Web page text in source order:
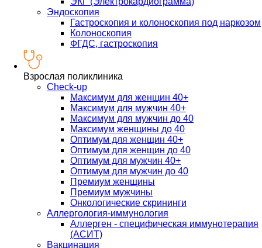
Эндоскопия
Гастроскопия и колоноскопия под наркозом
Колоноскопия
ФГДС, гастроскопия
Взрослая поликлиника
Check-up
Максимум для женщин 40+
Максимум для мужчин 40+
Максимум для мужчин до 40
Максимум женщины до 40
Оптимум для женщин 40+
Оптимум для женщин до 40
Оптимум для мужчин 40+
Оптимум для мужчин до 40
Премиум женщины
Премиум мужчины
Онкологические скрининги
Аллергология-иммунология
Аллерген - специфическая иммунотерапия
(АСИТ)
Вакцинация